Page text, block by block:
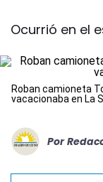
Ocurrió en el
Roban camioneta
vacacionaba en La
Por